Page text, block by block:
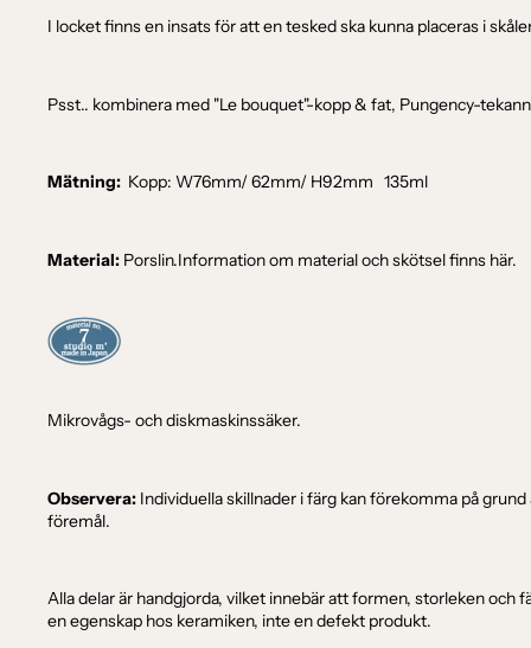
I locket finns en insats för att en tesked ska kunna placeras i
Psst.. kombinera med "Le bouquet"-kopp & fat, Pungency-
Mätning: Kopp: W76mm/ 62mm/ H92mm 135ml
Material: Porslin.Information om material och skötsel finns här.
Mikrovågs- och diskmaskinssäker.
Observera: Individuella skillnader i färg kan förekomma på
föremål.
Alla delar är handgjorda, vilket innebär att formen, storleken och
en egenskap hos keramiken, inte en defekt produkt.